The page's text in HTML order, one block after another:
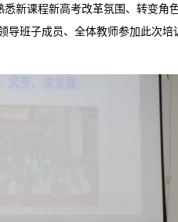
新课程新高考改革氛围、转变角
班子成员、全体教师参加此次培